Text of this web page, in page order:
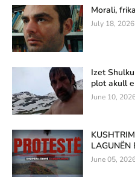
Morali,
July 18, 2026
Izet
plot akull
June 10,
LAGUNËN
June 05,